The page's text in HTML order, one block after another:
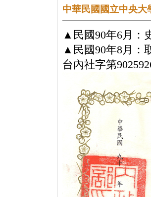
中華民國國立中央大
▲民國90年6月：
▲民國90年8月：
台內社字第